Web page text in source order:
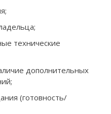
технические
дополнительных
(готовность/